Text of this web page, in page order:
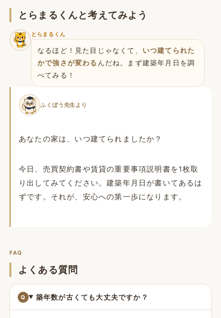
とらまるくんと考えてみよう
とらまるくん
なるほど！見た目じゃなくて、 いつ建てられた
かで強さが変わる んだね。まず建築年月日を調
べてみる！
ふくぼう先生より
あなたの家は、いつ建てられましたか？
今日、売買契約書や賃貸の重要事項説明書を1枚取
り出してみてください。建築年月日が書いてあるは
ずです。それが、安心への第一歩になります。
FAQ
よくある質問
築年数が古くても大丈夫ですか？